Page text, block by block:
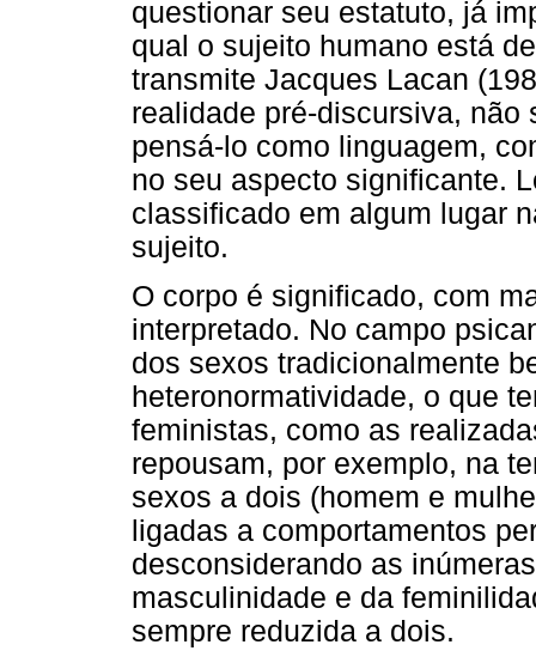
questionar seu estatuto, já
qual o sujeito humano está
transmite Jacques Lacan
realidade pré-discursiva,
pensá-lo como linguagem,
no seu aspecto significante.
classificado em algum lugar
sujeito.
O corpo é significado, com
interpretado. No campo
dos sexos tradicionalmente
heteronormatividade, o que
feministas, como as
repousam, por exemplo, na
sexos a dois (homem e
ligadas a comportamentos
desconsiderando as
masculinidade e da
sempre reduzida a dois.